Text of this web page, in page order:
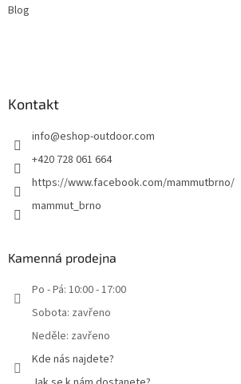
Blog
Kontakt
info@eshop-outdoor.com
+420 728 061 664
https://www.facebook.com/mammutbrno/
mammut_brno
Kamenná prodejna
Po - Pá: 10:00 - 17:00
Sobota: zavřeno
Neděle: zavřeno
Kde nás najdete?